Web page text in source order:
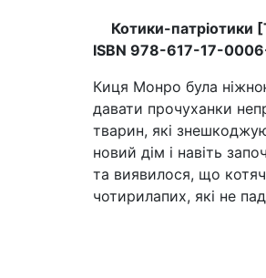
Котики-патріотики
ISBN 978-617-17-
Киця Монро була
давати прочуханки
тварин, які
новий дім і навіть
та виявилося, що
чотирилапих, які не